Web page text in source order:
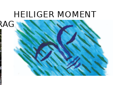
HEILIGER MOMENT